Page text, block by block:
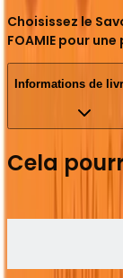
Choisissez le
FOAMIE pour
Informations de
Cela